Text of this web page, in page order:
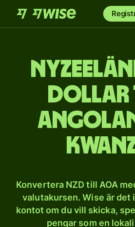
Konvertera NZD till AOA
valutakursen. Wise är
kontot om du vill skicka,
pengar som en